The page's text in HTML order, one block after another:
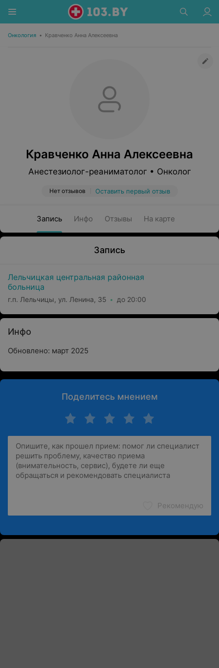
Онкология • Кравченко Анна Алексеевна
Кравченко Анна Алексеевна
Анестезиолог-реаниматолог • Онколог
Нет отзывов Оставить первый отзыв
Запись Инфо Отзывы На карте
Запись
Лельчицкая центральная районная
больница
г.п. Лельчицы, ул. Ленина, 35 до 20:00
Инфо
Обновлено: март 2025
Поделитесь мнением
Рекомендую